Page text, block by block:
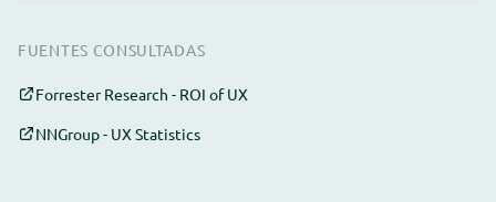
FUENTES CONSULTADAS
Forrester Research - ROI of UX
NNGroup - UX Statistics